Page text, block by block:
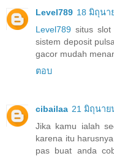
Level789 18 มิถุนา
Level789 situs slot
sistem deposit
gacor mudah
ตอบ
cibailaa 21 มิถุนาย
Jika kamu ialah
karena itu
pas buat anda